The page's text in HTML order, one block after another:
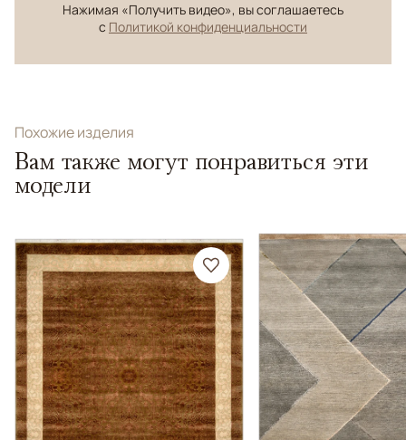
Нажимая «Получить видео», вы соглашаетесь
с Политикой конфиденциальности
Похожие изделия
Вам также могут понравиться эти
модели